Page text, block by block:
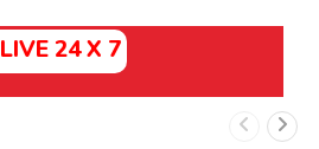
LIVE 24 X 7